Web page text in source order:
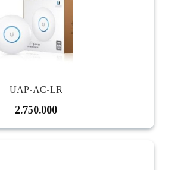
UAP-AC-LR
2.750.000